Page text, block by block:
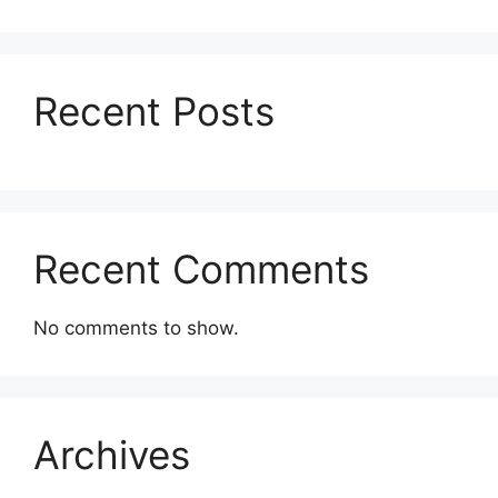
Recent Posts
Recent Comments
No comments to show.
Archives